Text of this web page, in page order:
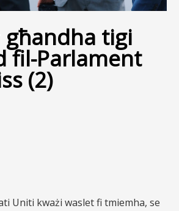
għandha tigi
fil-Parlament
(2)
Uniti kważi waslet fi tmiemha, se